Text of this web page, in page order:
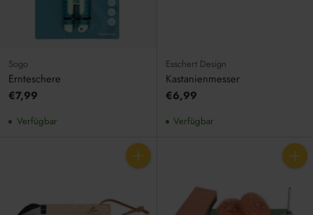
Sogo
Ernteschere
€7,99
Verfügbar
Esschert Design
Kastanienmesser
€6,99
Verfügbar
Anzahl Anzahl